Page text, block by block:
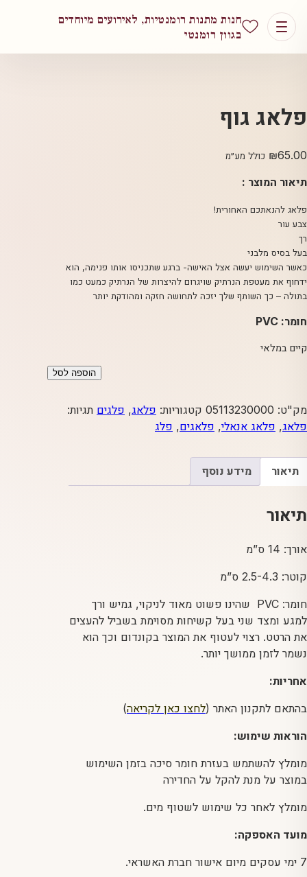
חנות מתנות רומנטיות, לאירועים מיוחדים
בגוון רומנטי
פלאג גוף
₪65.00 כולל מע״מ
תיאור המוצר :
פלאג להנאתכם האחורית!
צבע עור
רך
בעל בסיס מלבני
כאשר השימוש יעשה אצל האישה- ברגע שתכניסו אותו פנימה, הוא
ידחוף את מעטפת הנרתיק שויגרום להיצרות של הנרתיק כמעט כמו
בתולה – כך השותף שלך יזכה לתחושה חזקה ומהודקת יותר
חומר: PVC
קיים במלאי
הוספה לסל
מק"ט: 05113230000 קטגוריות: פלאג, פלגים תגיות:
פלאג, פלאג אנאלי, פלאגים, פלג
תיאור מידע נוסף
תיאור
אורך: 14 ס”מ
קוטר: 2.5-4.3 ס”מ
חומר: PVC שהינו
פשוט מאוד לניקוי, גמיש ורך
למגע ומצד שני בעל קשיחות מסוימת בשביל להעצים
את הרטט. רצוי לעטוף את המוצר בקונדום וכך הוא
נשמר לזמן ממושך יותר.
אחריות:
בהתאם לתקנון האתר (לחצו כאן לקריאה)
הוראות שימוש:
מומלץ להשתמש בעזרת חומר סיכה בזמן השימוש
במוצר על מנת להקל על החדירה
מומלץ לאחר כל שימוש לשטוף מים.
מועד האספקה:
7 ימי עסקים מיום אישור חברת האשראי.